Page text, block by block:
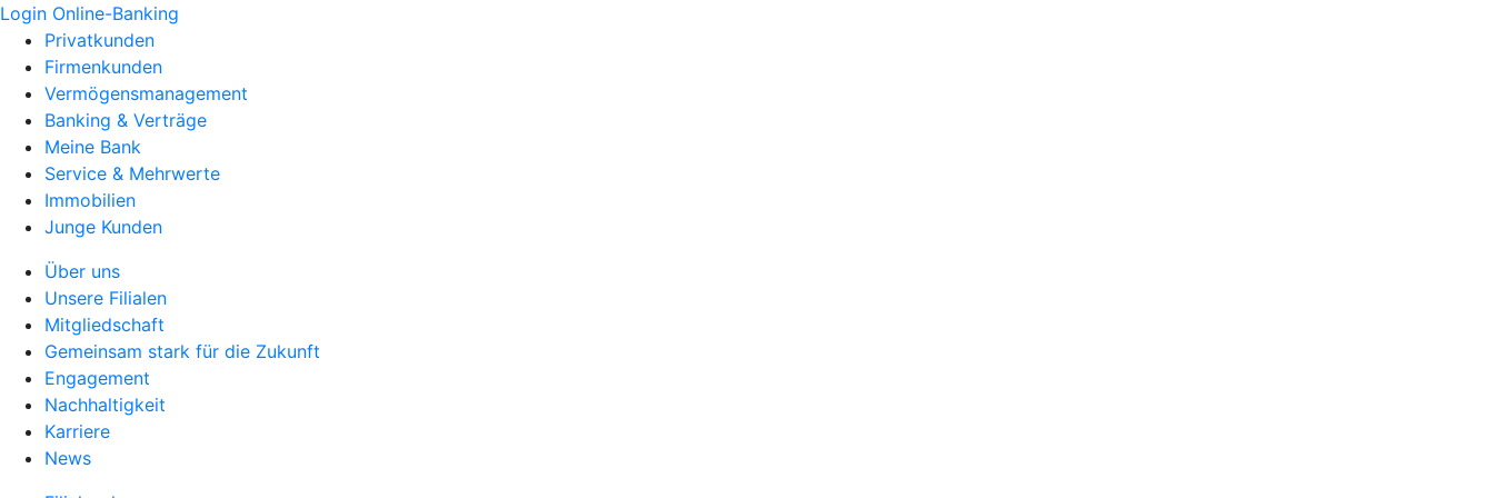
Login Online-Banking
Privatkunden
Firmenkunden
Vermögensmanagement
Banking & Verträge
Meine Bank
Service & Mehrwerte
Immobilien
Junge Kunden
Über uns
Unsere Filialen
Mitgliedschaft
Gemeinsam stark für die Zukunft
Engagement
Nachhaltigkeit
Karriere
News